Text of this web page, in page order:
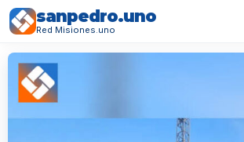
sanpedro.uno
Red Misiones.uno